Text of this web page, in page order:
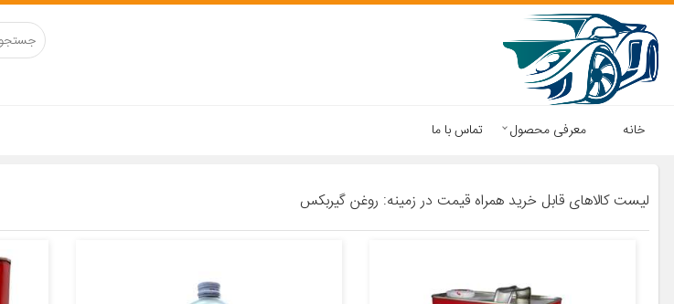
خانه معرفی محصول تماس با ما
لیست کالاهای قابل خرید همراه قیمت در زمینه: روغن گیربکس